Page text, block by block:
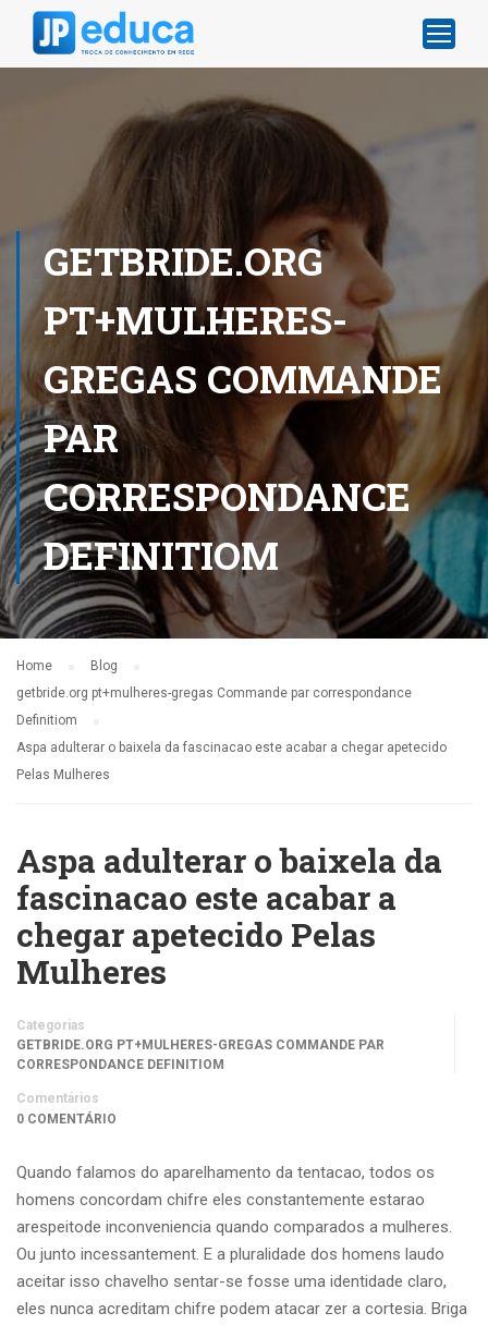
GETBRIDE.ORG
PT+MULHERES-
GREGAS COMMANDE
PAR
CORRESPONDANCE
DEFINITIOM
Home
Blog
getbride.org pt+mulheres-gregas Commande par correspondance
Definitiom
Aspa adulterar o baixela da fascinacao este acabar a chegar apetecido
Pelas Mulheres
Aspa adulterar o baixela da
fascinacao este acabar a
chegar apetecido Pelas
Mulheres
Categorias
GETBRIDE.ORG PT+MULHERES-GREGAS COMMANDE PAR
CORRESPONDANCE DEFINITIOM
Comentários
0 COMENTÁRIO
Quando falamos do aparelhamento da tentacao, todos os
homens concordam chifre eles constantemente estarao
arespeitode inconveniencia quando comparados a mulheres.
Ou junto incessantement. E a pluralidade dos homens laudo
aceitar isso chavelho sentar-se fosse uma identidade claro,
eles nunca acreditam chifre podem atacar zer a cortesia. Briga